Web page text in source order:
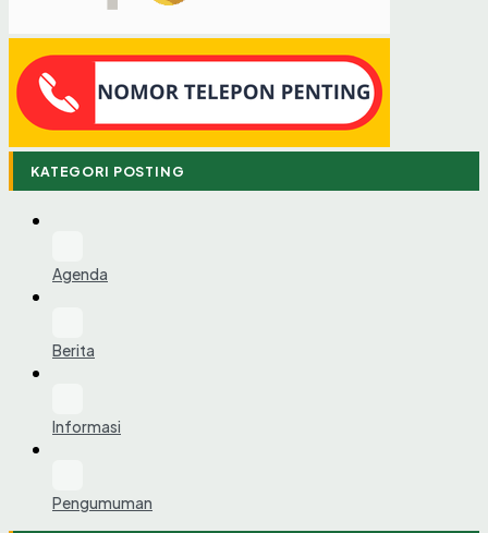
KATEGORI POSTING
Agenda
Berita
Informasi
Pengumuman